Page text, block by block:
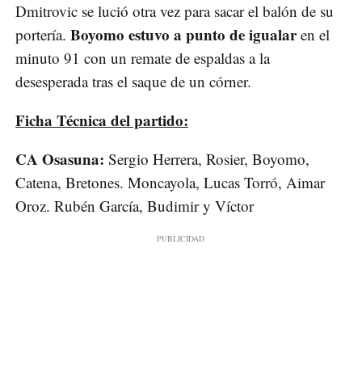
Dmitrovic se lució otra vez para sacar el balón de su
portería. Boyomo estuvo a punto de igualaren el
minuto 91 con un remate de espaldas a la
desesperada tras el saque de un córner.
Ficha Técnica del partido:
CA Osasuna: Sergio Herrera, Rosier, Boyomo,
Catena, Bretones. Moncayola, Lucas Torró, Aimar
Oroz. Rubén García, Budimir y Víctor